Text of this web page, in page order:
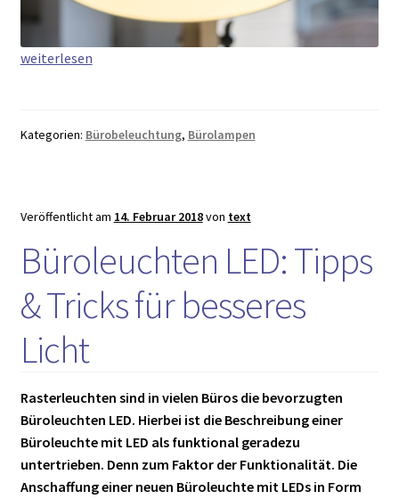
Tischleuchten
mehr
Staubfänger?
weiterlesen
Kategorien: Bürobeleuchtung, Bürolampen
Veröffentlicht am 14. Februar 2018von text
Büroleuchten LED: Tipps
& Tricks für besseres
Licht
Rasterleuchten sind in vielen Büros die bevorzugten
Büroleuchten LED. Hierbei ist die Beschreibung einer
Büroleuchte mit LED als funktional geradezu
untertrieben. Denn zum Faktor der Funktionalität. Die
Anschaffung einer neuen Büroleuchte mit LEDs in Form